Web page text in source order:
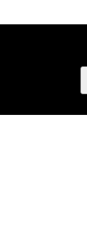
לידינו. אם זיהיתים